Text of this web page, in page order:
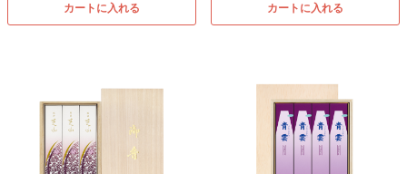
カートに入れる カートに入れる